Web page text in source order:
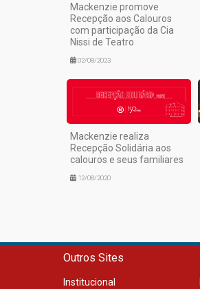
Mackenzie promove
Recepção aos Calouros
com participação da Cia
Nissi de Teatro
02/08/2023
Mackenzie realiza
Recepção Solidária aos
calouros e seus familiares
12/08/2020
Outros Sites
Institucional